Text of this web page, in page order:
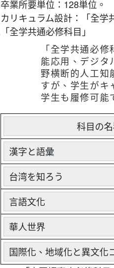
卒業所要単位：128単位。
カリキュラム設計：「全学
「全学共通必修科目」
「全学共通必
能応用、デジタ
野横断的人工知
すが、学生がキ
学生も履修可能
科目の
漢字と語彙
台湾を知ろう
言語文化
華人世界
国際化、地域化と異文化